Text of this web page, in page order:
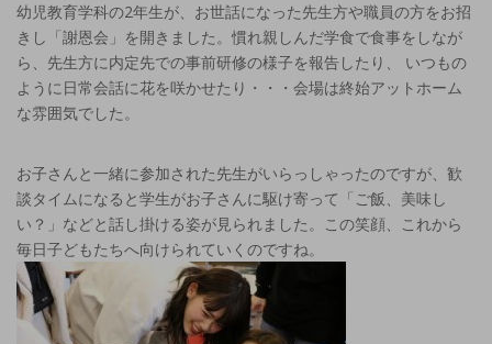
幼児教育学科の2年生が、お世話になった先生方や職員の方をお招
きし「謝恩会」を開きました。慣れ親しんだ学食で食事をしなが
ら、先生方に内定先での事前研修の様子を報告したり、 いつもの
ように日常会話に花を咲かせたり・・・会場は終始アットホーム
な雰囲気でした。
お子さんと一緒に参加された先生がいらっしゃったのですが、歓
談タイムになると学生がお子さんに駆け寄って「ご飯、美味し
い？」などと話し掛ける姿が見られました。この笑顔、これから
毎日子どもたちへ向けられていくのですね。